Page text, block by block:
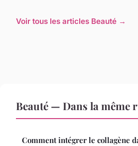
Voir tous les articles Beauté →
Beauté — Dans la même
Comment intégrer le collagène